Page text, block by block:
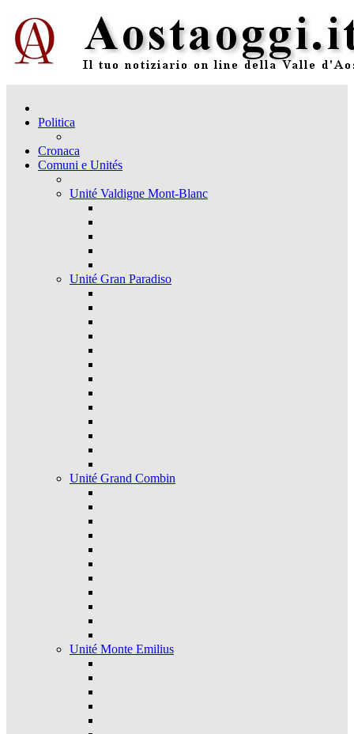
Politica
Cronaca
Comuni e Unités
Unité Valdigne Mont-Blanc
Unité Gran Paradiso
Unité Grand Combin
Unité Monte Emilius